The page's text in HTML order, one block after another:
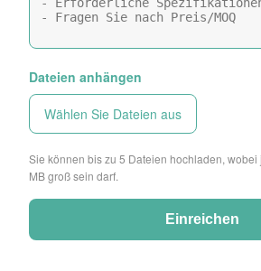
Dateien anhängen
Wählen Sie Dateien aus
Sie können bis zu 5 Dateien hochladen,
MB groß sein darf.
Einreichen